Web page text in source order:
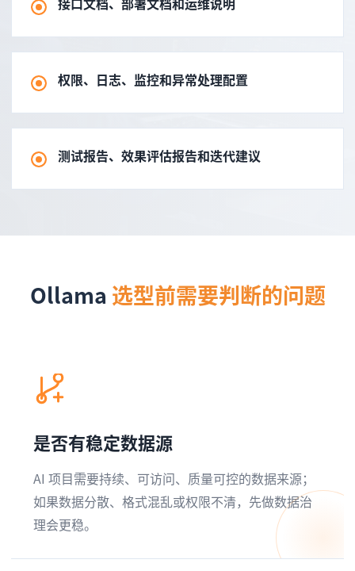
权限、日志、监控和异常处理配置
测试报告、效果评估报告和迭代建议
Ollama 选型前需要判断的问题
是否有稳定数据源
AI 项目需要持续、可访问、质量可控的数据来源；
如果数据分散、格式混乱或权限不清，先做数据治
理会更稳。